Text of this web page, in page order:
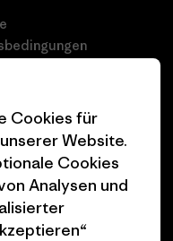
Cookies für
Website.
Cookies
Analysen und